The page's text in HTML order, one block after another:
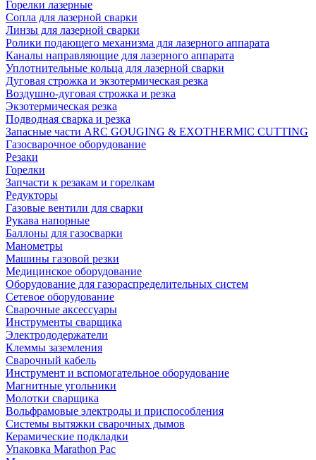
Горелки лазерные
Сопла для лазерной сварки
Линзы для лазерной сварки
Ролики подающего механизма для лазерного аппарата
Каналы направляющие для лазерного аппарата
Уплотнительные кольца для лазерной сварки
Дуговая строжка и экзотермическая резка
Воздушно-дуговая строжка и резка
Экзотермическая резка
Подводная сварка и резка
Запасные части ARC GOUGING & EXOTHERMIC CUTTING
Газосварочное оборудование
Резаки
Горелки
Запчасти к резакам и горелкам
Редукторы
Газовые вентили для сварки
Рукава напорные
Баллоны для газосварки
Манометры
Машины газовой резки
Медицинское оборудование
Оборудование для газораспределительных систем
Сетевое оборудование
Сварочные аксессуары
Инструменты сварщика
Электрододержатели
Клеммы заземления
Сварочный кабель
Инструмент и вспомогательное оборудование
Магнитные угольники
Молотки сварщика
Вольфрамовые электроды и приспособления
Системы вытяжки сварочных дымов
Керамические подкладки
Упаковка Marathon Pac